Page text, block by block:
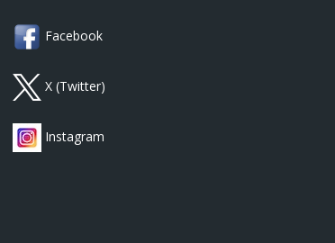
Facebook
X (Twitter)
Instagram